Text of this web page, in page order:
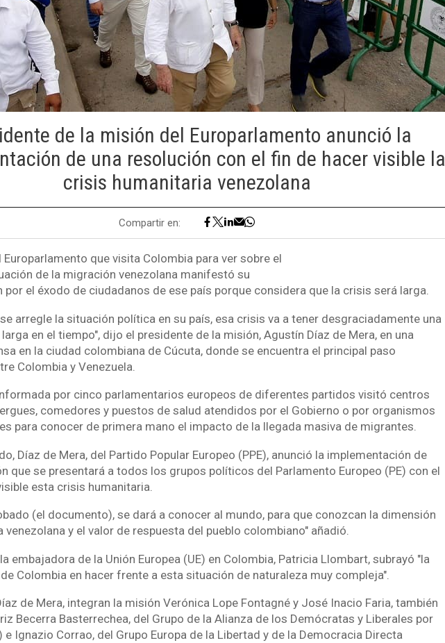
de la misión del Europarlamento anunció la
de una resolución con el fin de hacer visible la
crisis humanitaria venezolana
Compartir en:
Europarlamento que visita Colombia para ver sobre el
de la migración venezolana manifestó su
por el éxodo de ciudadanos de ese país porque considera que la crisis será larga.
arregle la situación política en su país, esa crisis va a tener desgraciadamente una
en el tiempo", dijo el presidente de la misión, Agustín Díaz de Mera, en una
en la ciudad colombiana de Cúcuta, donde se encuentra el principal paso
Colombia y Venezuela.
por cinco parlamentarios europeos de diferentes partidos visitó centros
comedores y puestos de salud atendidos por el Gobierno o por organismos
para conocer de primera mano el impacto de la llegada masiva de migrantes.
Díaz de Mera, del Partido Popular Europeo (PPE), anunció la implementación de
que se presentará a todos los grupos políticos del Parlamento Europeo (PE) con el
esta crisis humanitaria.
(el documento), se dará a conocer al mundo, para que conozcan la dimensión
venezolana y el valor de respuesta del pueblo colombiano" añadió.
embajadora de la Unión Europea (UE) en Colombia, Patricia Llombart, subrayó "la
Colombia en hacer frente a esta situación de naturaleza muy compleja".
de Mera, integran la misión Verónica Lope Fontagné y José Inacio Faria, también
Becerra Basterrechea, del Grupo de la Alianza de los Demócratas y Liberales por
e Ignazio Corrao, del Grupo Europa de la Libertad y de la Democracia Directa